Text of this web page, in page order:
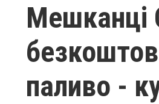
Мешканці
паливо -